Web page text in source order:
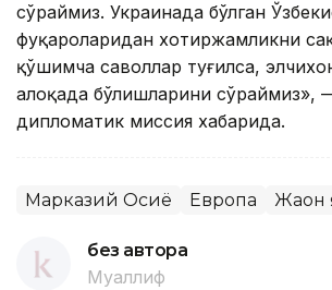
сўраймиз. Украинада бўлган
фуқароларидан хотиржамликни
қўшимча саволлар туғилса,
алоқада бўлишларини сўраймиз»,
дипломатик миссия хабарида.
Марказий Осиё Европа
без автора
Муаллиф